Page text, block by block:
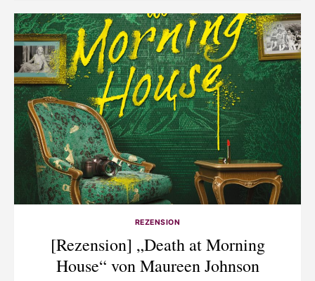
REZENSION
[Rezension] „Death at Morning
House“ von Maureen Johnson